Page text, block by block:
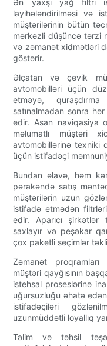
Ən yaxşı yağ filtri
layihələndirilməsi və
müştərilərinin bütün
mərkəzli düşüncə tərzi
və zəmanət xidmətləri
göstərir.
Əlçatan və çevik
avtomobilləri üçün
etməyə,
satınalmadan sonra
edir. Asan naviqasiya
məlumatlı müştəri
avtomobillərinə texniki
üçün istifadəçi
Bundan əlavə, həm
pərakəndə satış
müştərilərin uzun
istifadə etmədən
edir. Aparıcı
saxlayır və peşəkar
çox paketli seçimlər
Zəmanət proqramları
müştəri qayğısının
istehsal proseslərinə
uğursuzluğu əhatə
istifadəçiləri
uzunmüddətli loyallıq
Təlim və təhsil